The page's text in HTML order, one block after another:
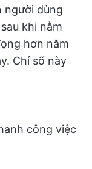
người dùng
khi nằm
hơn năm
Chỉ số này
công việc